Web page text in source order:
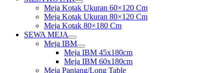
Show
sub
menu
Meja Kotak Ukuran 60×120 Cm
Meja Kotak Ukuran 80×120 Cm
Meja Kotak 80×180 Cm
SEWA MEJA
Show
sub
menu
Meja IBM
Show
sub
menu
Meja IBM 45x180cm
Meja IBM 60x180cm
Meja Panjang/Long Table